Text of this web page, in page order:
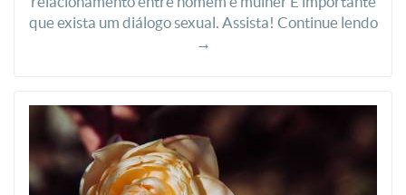
que exista um diálogo sexual. Assista! Continue lendo
→